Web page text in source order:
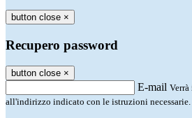
button close ×
Recupero password
button close ×
E-mail
all'indirizzo indicato con le istruzioni necessarie.